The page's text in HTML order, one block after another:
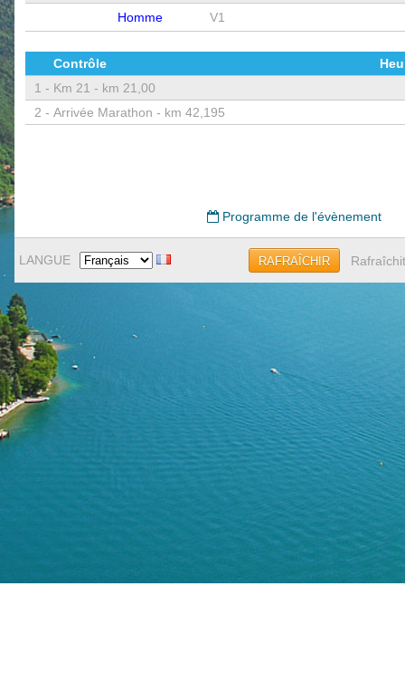
Homme
V1
Contrôle
1 - Km 21 - km 21,00
2 - Arrivée Marathon - km 42,195
Programme de l'évènement
LANGUE RAFRAÎCHIR